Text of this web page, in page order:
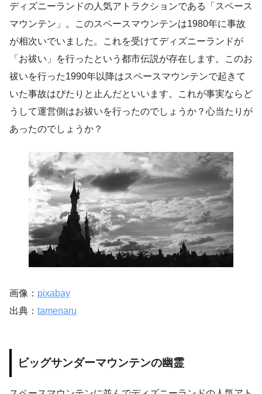
ディズニーランドの人気アトラクションである「スペース
マウンテン」。このスペースマウンテンは1980年に事故
が相次いでいました。これを受けてディズニーランドが
「お祓い」を行ったという都市伝説が存在します。このお
祓いを行った1990年以降はスペースマウンテンで起きて
いた事故はぴたりと止んだといいます。これが事実ならど
うして運営側はお祓いを行ったのでしょうか？心当たりが
あったのでしょうか？
画像： pixabay
出典： tamenaru
ビッグサンダーマウンテンの幽霊